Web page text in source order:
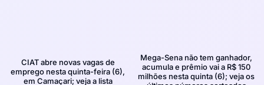
CIAT abre novas vagas de
emprego nesta quinta-feira (6),
em Camaçari; veja a lista
Mega-Sena não tem ganhador,
acumula e prêmio vai a R$ 150
milhões nesta quinta (6); veja os